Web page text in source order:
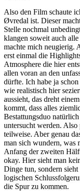
Also den Film schaute
Øvredal ist. Dieser
Stelle nochmal
klangen soweit auch
machte mich neugierig.
erst einmal die
Atmosphere die hier
allen voran an den
dürfte. Ich habe ja
wie realistisch hier
aussieht, das dreht
kommt, dass alles
Bestattungsduo
untersucht werden. Also
teilweise. Aber genau
man sich wundern, was
Anfang der zweiten
okay. Hier sieht man
Dinge tun, sondern
logischen
die Spur zu kommen.